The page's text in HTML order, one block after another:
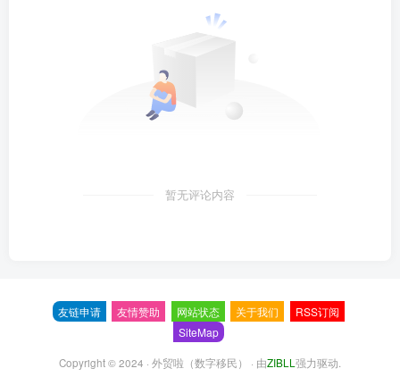
暂无评论内容
友链申请 友情赞助 网站状态 关于我们
RSS订阅
SiteMap
Copyright © 2024 · 外贸啦（数字移民） · 由ZIBLL 强力驱动.